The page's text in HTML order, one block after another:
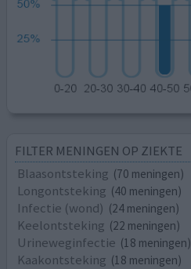
FILTER MENINGEN OP ZIEKTE
Blaasontsteking (70 meningen)
Longontsteking (40 meningen)
Infectie (wond) (24 meningen)
Keelontsteking (22 meningen)
Urineweginfectie (18 meningen)
Kaakontsteking (18 meningen)